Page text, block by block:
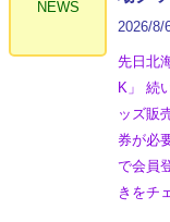
NEWS
2026/8/
先日北
K」 続
ッズ販
券が必
で会員
きをチ